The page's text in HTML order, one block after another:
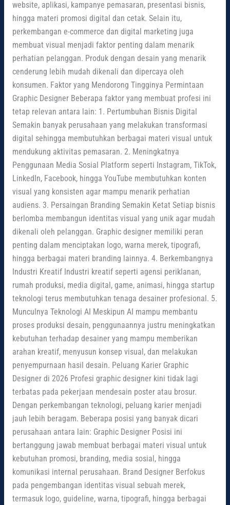
website, aplikasi, kampanye pemasaran, presentasi bisnis,
hingga materi promosi digital dan cetak. Selain itu,
perkembangan e-commerce dan digital marketing juga
membuat visual menjadi faktor penting dalam menarik
perhatian pelanggan. Produk dengan desain yang menarik
cenderung lebih mudah dikenali dan dipercaya oleh
konsumen. Faktor yang Mendorong Tingginya Permintaan
Graphic Designer Beberapa faktor yang membuat profesi ini
tetap relevan antara lain: 1. Pertumbuhan Bisnis Digital
Semakin banyak perusahaan yang melakukan transformasi
digital sehingga membutuhkan berbagai materi visual untuk
mendukung aktivitas pemasaran. 2. Meningkatnya
Penggunaan Media Sosial Platform seperti Instagram, TikTok,
LinkedIn, Facebook, hingga YouTube membutuhkan konten
visual yang konsisten agar mampu menarik perhatian
audiens. 3. Persaingan Branding Semakin Ketat Setiap bisnis
berlomba membangun identitas visual yang unik agar mudah
dikenali oleh pelanggan. Graphic designer memiliki peran
penting dalam menciptakan logo, warna merek, tipografi,
hingga berbagai materi branding lainnya. 4. Berkembangnya
Industri Kreatif Industri kreatif seperti agensi periklanan,
rumah produksi, media digital, game, animasi, hingga startup
teknologi terus membutuhkan tenaga desainer profesional. 5.
Munculnya Teknologi AI Meskipun AI mampu membantu
proses produksi desain, penggunaannya justru meningkatkan
kebutuhan terhadap desainer yang mampu memberikan
arahan kreatif, menyusun konsep visual, dan melakukan
penyempurnaan hasil desain. Peluang Karier Graphic
Designer di 2026 Profesi graphic designer kini tidak lagi
terbatas pada pekerjaan mendesain poster atau brosur.
Dengan perkembangan teknologi, peluang karier menjadi
jauh lebih beragam. Beberapa posisi yang banyak dicari
perusahaan antara lain: Graphic Designer Posisi ini
bertanggung jawab membuat berbagai materi visual untuk
kebutuhan promosi, branding, media sosial, hingga
komunikasi internal perusahaan. Brand Designer Berfokus
pada pengembangan identitas visual sebuah merek,
termasuk logo, guideline, warna, tipografi, hingga berbagai